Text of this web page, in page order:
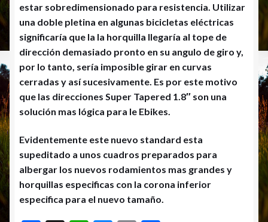
estar sobredimensionado para resistencia. Utilizar
una doble pletina en algunas bicicletas eléctricas
significaría que la la horquilla llegaría al tope de
dirección demasiado pronto en su angulo de giro y,
por lo tanto, sería imposible girar en curvas
cerradas y así sucesivamente. Es por este motivo
que las direcciones Super Tapered 1.8″ son una
solución mas lógica para le Ebikes.
Evidentemente este nuevo standard esta
supeditado a unos cuadros preparados para
albergar los nuevos rodamientos mas grandes y
horquillas especificas con la corona inferior
especifica para el nuevo tamaño.